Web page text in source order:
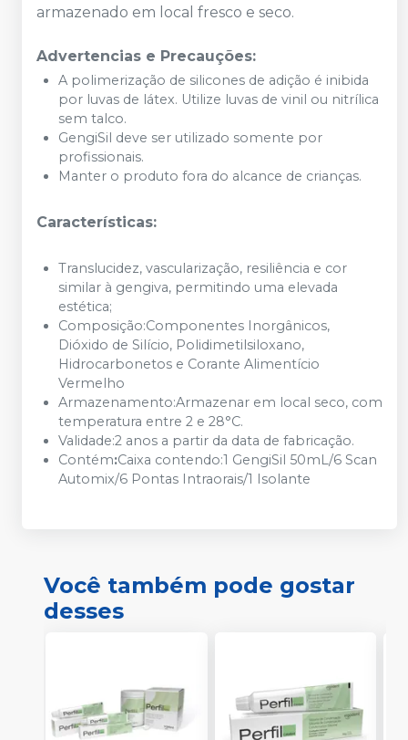
armazenado em local fresco e seco.
Advertencias e Precauções:
A polimerização de silicones de adição é inibida
por luvas de látex. Utilize luvas de vinil ou nitrílica
sem talco.
GengiSil deve ser utilizado somente por
profissionais.
Manter o produto fora do alcance de crianças.
Características:
Translucidez, vascularização, resiliência e cor
similar à gengiva, permitindo uma elevada
estética;
Composição:Componentes Inorgânicos,
Dióxido de Silício, Polidimetilsiloxano,
Hidrocarbonetos e Corante Alimentício
Vermelho
Armazenamento:Armazenar em local seco, com
temperatura entre 2 e 28°C.
Validade:2 anos a partir da data de fabricação.
Contém:Caixa contendo:1 GengiSil 50mL/6 Scan
Automix/6 Pontas Intraorais/1 Isolante
Você também pode gostar
desses